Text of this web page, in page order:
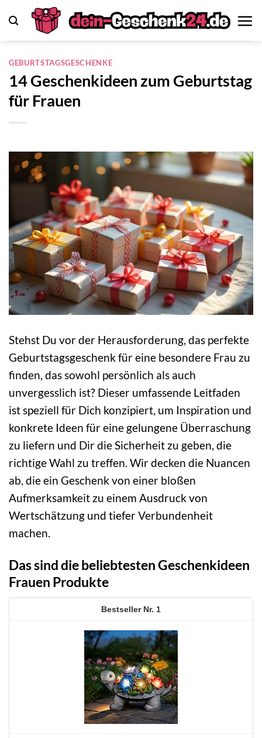
Inhalt
springen
GEBURTSTAGSGESCHENKE
14 Geschenkideen zum Geburtstag
für Frauen
Stehst Du vor der Herausforderung, das perfekte
Geburtstagsgeschenk für eine besondere Frau zu
finden, das sowohl persönlich als auch
unvergesslich ist? Dieser umfassende Leitfaden
ist speziell für Dich konzipiert, um Inspiration und
konkrete Ideen für eine gelungene Überraschung
zu liefern und Dir die Sicherheit zu geben, die
richtige Wahl zu treffen. Wir decken die Nuancen
ab, die ein Geschenk von einer bloßen
Aufmerksamkeit zu einem Ausdruck von
Wertschätzung und tiefer Verbundenheit
machen.
Das sind die beliebtesten Geschenkideen
Frauen Produkte
1